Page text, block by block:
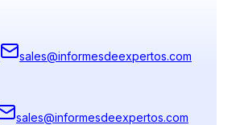
sales@informesdeexpertos.com
sales@informesdeexpertos.com